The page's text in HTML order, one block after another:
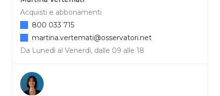
Acquisti e abbonamenti
Da Lunedì al Venerdì, dalle 09 alle 18
800 033 715
martina.vertemati@osservatori.net